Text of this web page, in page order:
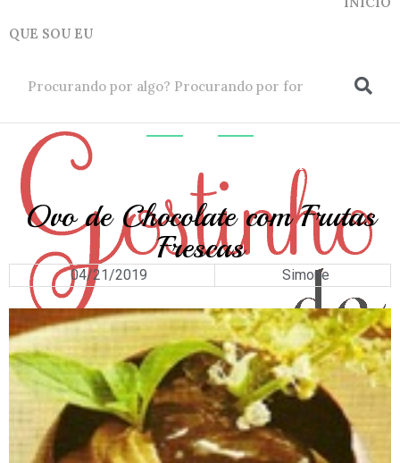
QUE SOU EU
SOBREMESAS
Ovo de Chocolate com Frutas
Frescas
04/21/2019 Simone